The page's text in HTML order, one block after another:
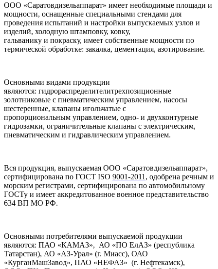
ООО «Саратовдизельаппарат» имеет необходимые площади и
мощности, оснащенные специальными стендами для
проведения испытаний и настройки выпускаемых узлов и
изделий, холодную штамповку, ковку,
гальванику и покраску, имеет собственные мощности по
термической обработке: закалка, цементация, азотирование.
Основными видами продукции
являются: гидрораспределителитрехпозиционные
золотниковые с пневматическим управлением, насосы
шестеренные, клапаны игольчатые с
пропорциональным управлением, одно- и двухконтурные
гидрозамки, ограничительные клапаны с электрическим,
пневматическим и гидравлическим управлением.
Вся продукция, выпускаемая ООО «Саратовдизельаппарат»,
сертифицирована по ГОСТ ISO 9001-2011 , одобрена речным и
морским регистрами, сертифицирована по автомобильному
ГОСТу и имеет аккредитованное военное представительство
634 ВП МО РФ.
Основными потребителями выпускаемой продукции
являются: ПАО «КАМАЗ», АО «ПО ЕлАЗ» (республика
Татарстан), АО «АЗ-Урал» (г. Миасс), ОАО
«КурганМашЗавод», ПАО «НЕФАЗ» (г. Нефтекамск),